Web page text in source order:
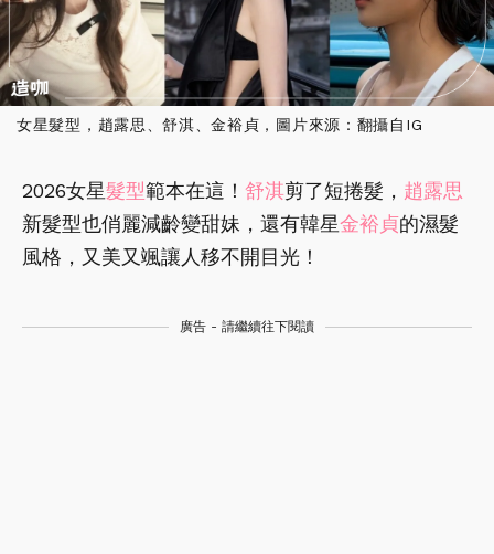
女星髮型，趙露思、舒淇、金裕貞，圖片來源：翻攝自IG
2026女星髮型範本在這！ 舒淇剪了短捲髮， 趙露思
新髮型也俏麗減齡變甜妹，還有韓星金裕貞的濕髮
風格，又美又颯讓人移不開目光！
廣告 - 請繼續往下閱讀